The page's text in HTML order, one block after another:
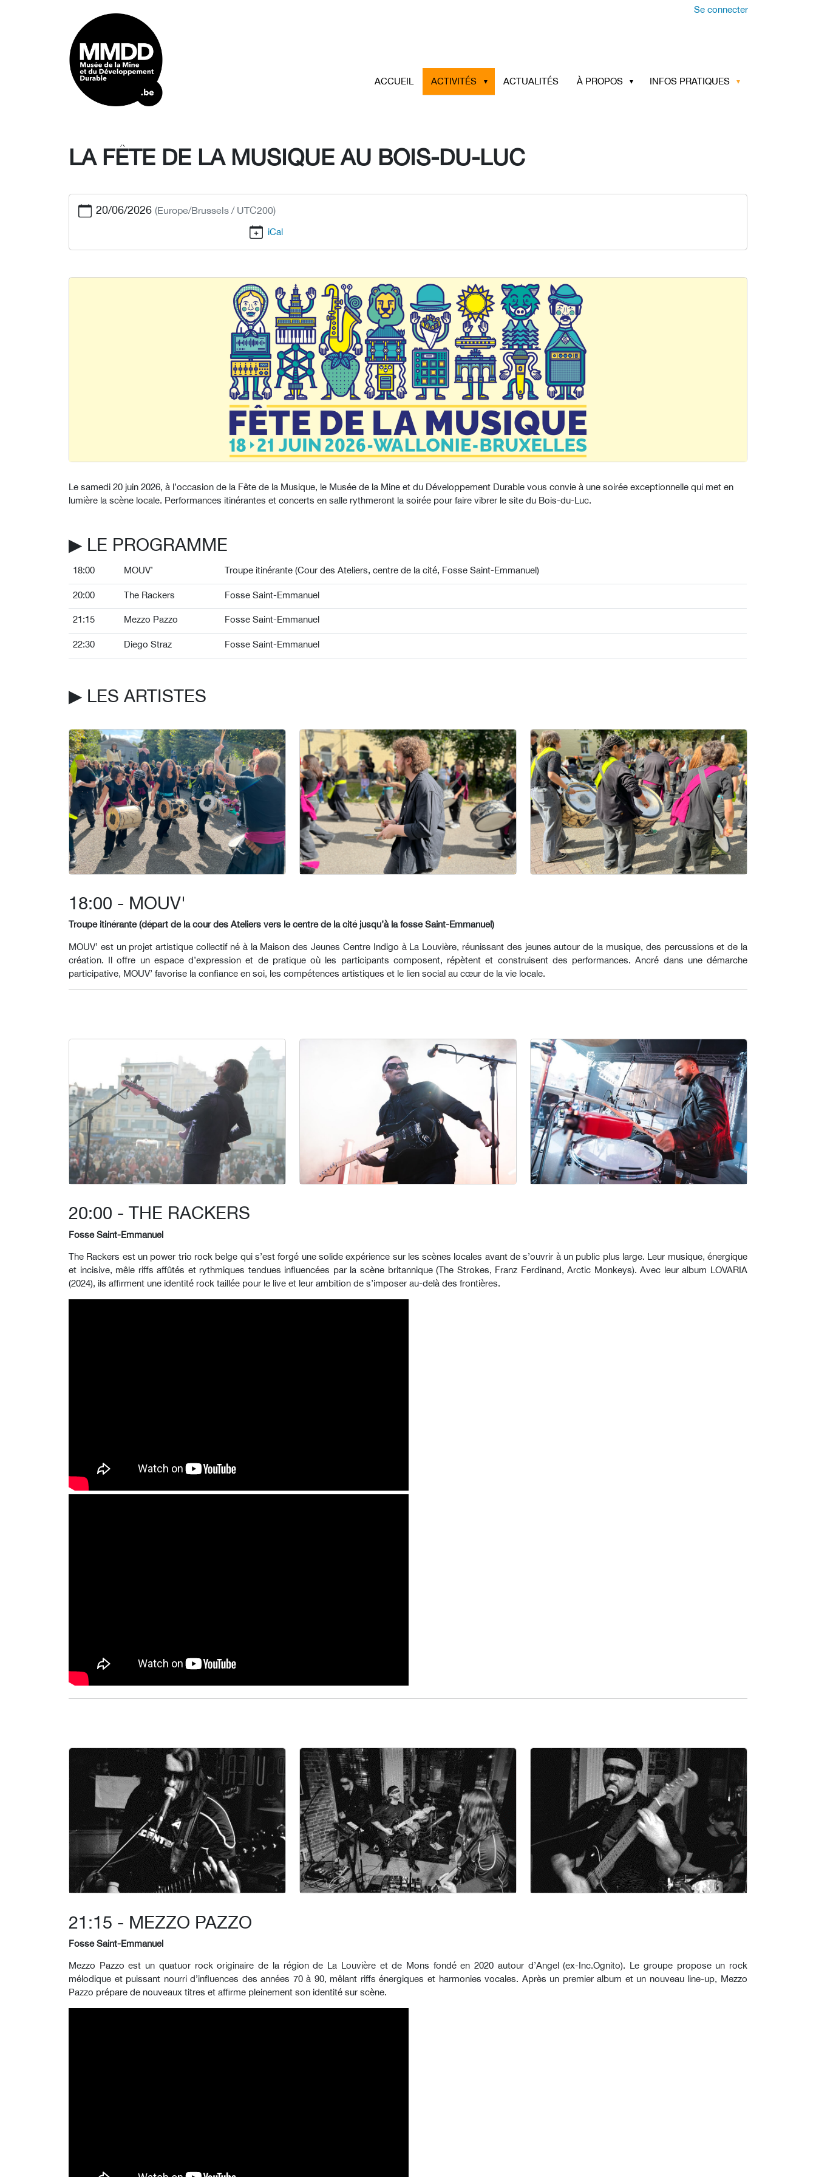
Se connecter
ACCUEIL ACTIVITÉS ACTUALITÉS À PROPOS INFOS PRATIQUES
LA FÊTE DE LA MUSIQUE AU BOIS-DU-LUC
20/06/2026 (Europe/Brussels / UTC200)
iCal
Le samedi 20 juin 2026, à l’occasion de la Fête de la Musique, le Musée de la Mine et du Développement Durable vous convie à une soirée exceptionnelle qui met en
lumière la scène locale. Performances itinérantes et concerts en salle rythmeront la soirée pour faire vibrer le site du Bois-du-Luc.
▶︎ LE PROGRAMME
18:00 MOUV’ Troupe itinérante (Cour des Ateliers, centre de la cité, Fosse Saint-Emmanuel)
20:00 The Rackers Fosse Saint-Emmanuel
21:15 Mezzo Pazzo Fosse Saint-Emmanuel
22:30 Diego Straz Fosse Saint-Emmanuel
▶︎ LES ARTISTES
18:00 - MOUV'
Troupe itinérante (départ de la cour des Ateliers vers le centre de la cité jusqu’à la fosse Saint-Emmanuel)
MOUV’ est un projet artistique collectif né à la Maison des Jeunes Centre Indigo à La Louvière, réunissant des jeunes autour de la musique, des percussions et de la
création. Il offre un espace d’expression et de pratique où les participants composent, répètent et construisent des performances. Ancré dans une démarche
participative, MOUV’ favorise la confiance en soi, les compétences artistiques et le lien social au cœur de la vie locale.
20:00 - THE RACKERS
Fosse Saint-Emmanuel
The Rackers est un power trio rock belge qui s’est forgé une solide expérience sur les scènes locales avant de s’ouvrir à un public plus large. Leur musique, énergique
et incisive, mêle riffs affûtés et rythmiques tendues influencées par la scène britannique (The Strokes, Franz Ferdinand, Arctic Monkeys). Avec leur album LOVARIA
(2024), ils affirment une identité rock taillée pour le live et leur ambition de s’imposer au-delà des frontières.
21:15 - MEZZO PAZZO
Fosse Saint-Emmanuel
Mezzo Pazzo est un quatuor rock originaire de la région de La Louvière et de Mons fondé en 2020 autour d’Angel (ex-Inc.Ognito). Le groupe propose un rock
mélodique et puissant nourri d’influences des années 70 à 90, mêlant riffs énergiques et harmonies vocales. Après un premier album et un nouveau line-up, Mezzo
Pazzo prépare de nouveaux titres et affirme pleinement son identité sur scène.